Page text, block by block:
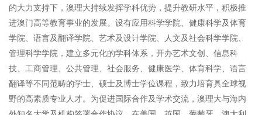
的大力支持下，澳理大持续发挥学科优势，提升教研水平，积极推
进澳门高等教育事业的发展。设有应用科学学院、健康科学及体育
学院、语言及翻译学院、艺术及设计学院、人文及社会科学学院、
管理科学学院，建立多元化的学科体系，开办艺术文创、信息科
技、工商管理、公共管理、社会服务、健康医学、体育科学、语言
翻译等不同范畴的学士、硕士及博士学位课程，致力培育具全球视
野的高素质专业人才。为促进国际合作及学术交流，澳理大与海内